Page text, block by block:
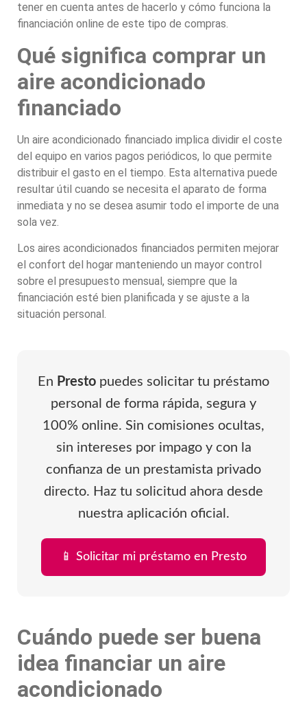
tener en cuenta antes de hacerlo y cómo funciona la
financiación online de este tipo de compras.
Qué significa comprar un
aire acondicionado
financiado
Un aire acondicionado financiado implica dividir el coste
del equipo en varios pagos periódicos, lo que permite
distribuir el gasto en el tiempo. Esta alternativa puede
resultar útil cuando se necesita el aparato de forma
inmediata y no se desea asumir todo el importe de una
sola vez.
Los aires acondicionados financiados permiten mejorar
el confort del hogar manteniendo un mayor control
sobre el presupuesto mensual, siempre que la
financiación esté bien planificada y se ajuste a la
situación personal.
En Presto puedes solicitar tu préstamo
personal de forma rápida, segura y
100% online. Sin comisiones ocultas,
sin intereses por impago y con la
confianza de un prestamista privado
directo. Haz tu solicitud ahora desde
nuestra aplicación oficial.
📱 Solicitar mi préstamo en Presto
Cuándo puede ser buena
idea financiar un aire
acondicionado